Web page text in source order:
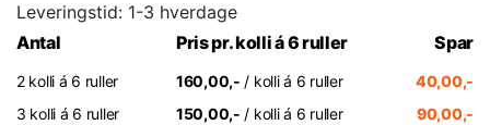
Leveringstid: 1-3 hverdage
Antal
Pris pr. kolli á 6 ruller Spar
2 kolli á 6 ruller 160,00,- / kolli á 6 ruller
40,00,-
3 kolli á 6 ruller
150,00,- / kolli á 6 ruller
90,00,-